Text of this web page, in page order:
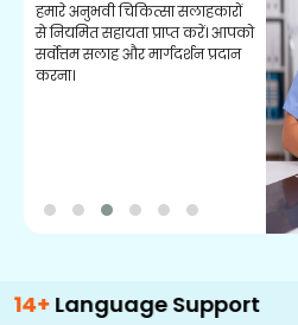
हमारे अनुभवी चिकित्सा सलाहकारों
से नियमित सहायता प्राप्त करें। आपको
सर्वोत्तम सलाह और मार्गदर्शन प्रदान
करना।
Support 500+